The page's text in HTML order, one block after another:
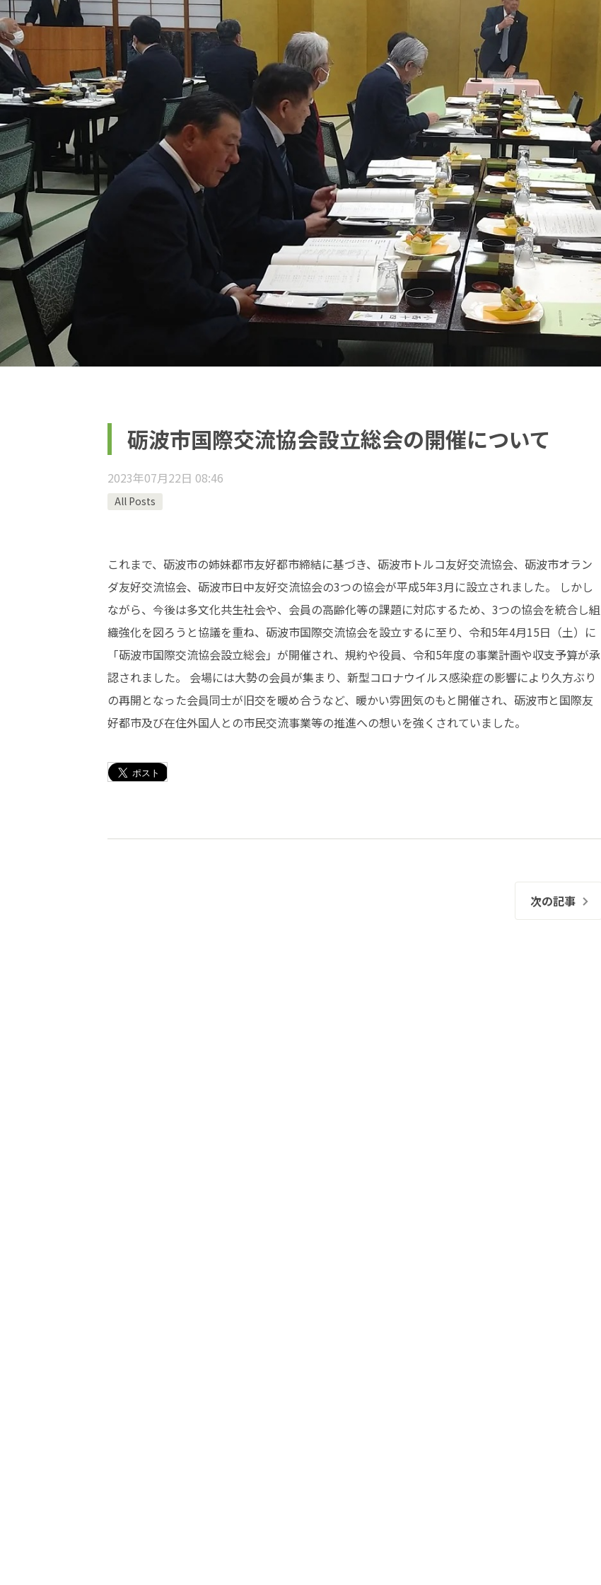
砺波市国際交流協会設立総会の開催について
2023年07月22日 08:46
All Posts
これまで、砺波市の姉妹都市友好都市締結に基づき、砺波市トルコ友好交流協会、砺波市オラン
ダ友好交流協会、砺波市日中友好交流協会の3つの協会が平成5年3月に設立されました。 しかし
ながら、今後は多文化共生社会や、会員の高齢化等の課題に対応するため、3つの協会を統合し組
織強化を図ろうと協議を重ね、砺波市国際交流協会を設立するに至り、令和5年4月15日（土）に
「砺波市国際交流協会設立総会」が開催され、規約や役員、令和5年度の事業計画や収支予算が承
認されました。 会場には大勢の会員が集まり、新型コロナウイルス感染症の影響により久方ぶり
の再開となった会員同士が旧交を暖め合うなど、暖かい雰囲気のもと開催され、砺波市と国際友
好都市及び在住外国人との市民交流事業等の推進への想いを強くされていました。
次の記事